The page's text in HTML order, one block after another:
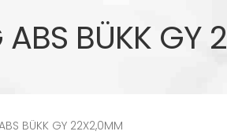
ABS BÜKK GY
BÜKK GY 22X2,0MM